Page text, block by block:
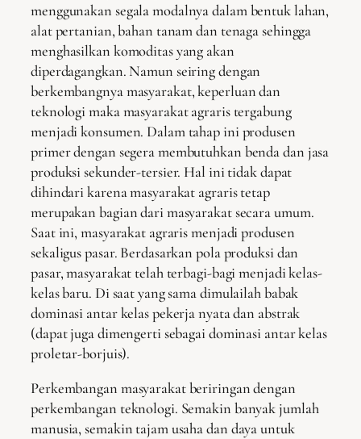
menggunakan segala modalnya dalam bentuk lahan,
alat pertanian, bahan tanam dan tenaga sehingga
menghasilkan komoditas yang akan
diperdagangkan. Namun seiring dengan
berkembangnya masyarakat, keperluan dan
teknologi maka masyarakat agraris tergabung
menjadi konsumen. Dalam tahap ini produsen
primer dengan segera membutuhkan benda dan jasa
produksi sekunder-tersier. Hal ini tidak dapat
dihindari karena masyarakat agraris tetap
merupakan bagian dari masyarakat secara umum.
Saat ini, masyarakat agraris menjadi produsen
sekaligus pasar. Berdasarkan pola produksi dan
pasar, masyarakat telah terbagi-bagi menjadi kelas-
kelas baru. Di saat yang sama dimulailah babak
dominasi antar kelas pekerja nyata dan abstrak
(dapat juga dimengerti sebagai dominasi antar kelas
proletar-borjuis).
Perkembangan masyarakat beriringan dengan
perkembangan teknologi. Semakin banyak jumlah
manusia, semakin tajam usaha dan daya untuk